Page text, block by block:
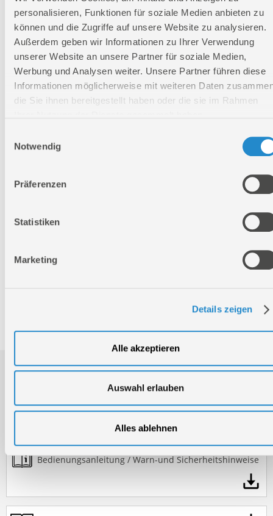
personalisieren, Funktionen für soziale Medien anbieten zu
können und die Zugriffe auf unsere Website zu analysieren.
Außerdem geben wir Informationen zu Ihrer Verwendung
unserer Website an unsere Partner für soziale Medien,
Werbung und Analysen weiter. Unsere Partner führen diese
Informationen möglicherweise mit weiteren Daten
die Sie ihnen bereitgestellt haben oder die sie im Rahmen
Notwendig
Präferenzen
Statistiken
Marketing
Details zeigen
Alle akzeptieren
Auswahl erlauben
Alles ablehnen
Lärmwertangabe LWA:
89 dB
Schalldruckpegel LPA:
69 dB
Länge:
560 mm
Breite:
390 mm
Höhe:
200 mm
Länge
Höhe
Nettogewicht:
50160
Downloads
Bedienungsanleitung / Warn-und Sicherheitshinweise